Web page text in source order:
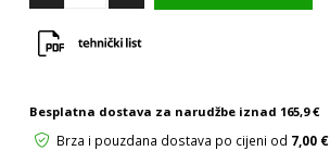
PZ1
1000V
Besplatna dostava za narudžbe iznad 165,9 €
Brza i pouzdana dostava po cijeni od 7,00 €